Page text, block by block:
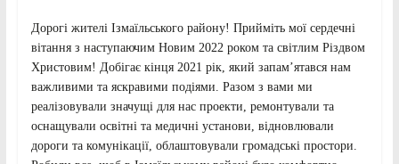
Дорогі жителі Ізмаїльського району! Прийміть мої сердечні
вітання з наступаючим Новим 2022 роком та світлим Різдвом
Христовим! Добігає кінця 2021 рік, який запам’ятався нам
важливими та яскравими подіями. Разом з вами ми
реалізовували значущі для нас проекти, ремонтували та
оснащували освітні та медичні установи, відновлювали
дороги та комунікації, облаштовували громадські простори.